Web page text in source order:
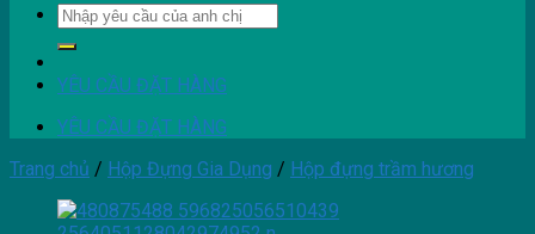
Tìm
kiếm:
YÊU CẦU ĐẶT HÀNG
YÊU CẦU ĐẶT HÀNG
Trang chủ / Hộp Đựng Gia Dụng / Hộp đựng trầm hương